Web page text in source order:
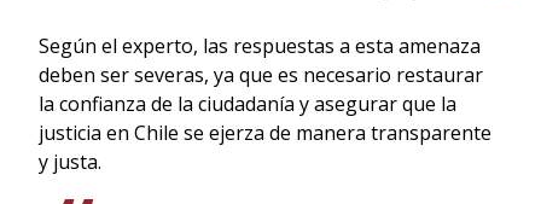
Según el experto, las respuestas a esta amenaza
deben ser severas, ya que es necesario restaurar
la confianza de la ciudadanía y asegurar que la
justicia en Chile se ejerza de manera transparente
y justa.